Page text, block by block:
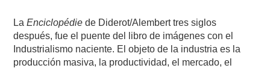
LaEnciclopédie de Diderot/Alembert tres siglos
después, fue el puente del libro de imágenes con el
Industrialismo naciente. El objeto de la industria es la
producción masiva, la productividad, el mercado, el